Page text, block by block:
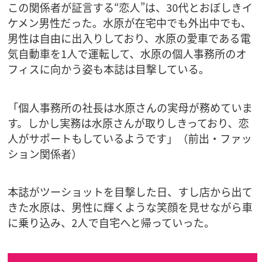
この関係者が証言する“恋人”は、30代とおぼしきイ
ケメン男性だった。水原が在宅中でも外出中でも、
男性は自由に出入りしており、水原の愛車である電
気自動車を1人で運転して、水原の個人事務所のオ
フィスに向かう姿も本誌は目撃している。
「個人事務所の社長は水原さんの実母が務めていま
す。しかし実務は水原さんが取りしきっており、恋
人がサポートもしているようです」（前出・ファッ
ション関係者）
本誌がツーショットを目撃した日、すし店から出て
きた水原は、男性に輝くような笑顔を見せながら車
に乗り込み、2人で自宅へと帰っていった。